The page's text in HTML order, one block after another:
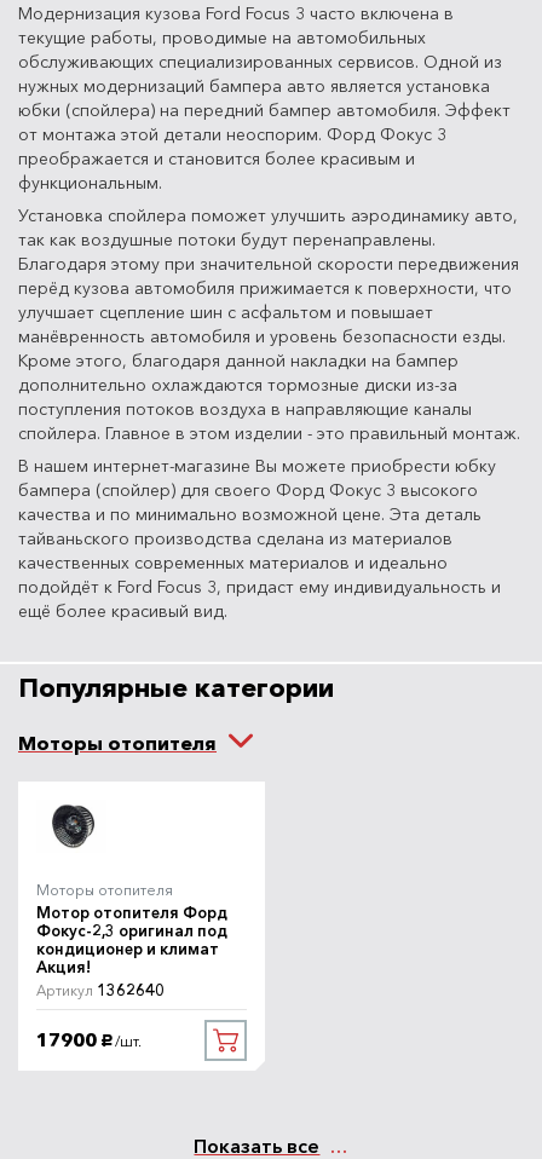
Модернизация кузова Ford Focus 3 часто включена в
текущие работы, проводимые на автомобильных
обслуживающих специализированных сервисов. Одной из
нужных модернизаций бампера авто является установка
юбки (спойлера) на передний бампер автомобиля. Эффект
от монтажа этой детали неоспорим. Форд Фокус 3
преображается и становится более красивым и
функциональным.
Установка спойлера поможет улучшить аэродинамику авто,
так как воздушные потоки будут перенаправлены.
Благодаря этому при значительной скорости передвижения
перёд кузова автомобиля прижимается к поверхности, что
улучшает сцепление шин с асфальтом и повышает
манёвренность автомобиля и уровень безопасности езды.
Кроме этого, благодаря данной накладки на бампер
дополнительно охлаждаются тормозные диски из-за
поступления потоков воздуха в направляющие каналы
спойлера. Главное в этом изделии - это правильный монтаж.
В нашем интернет-магазине Вы можете приобрести юбку
бампера (спойлер) для своего Форд Фокус 3 высокого
качества и по минимально возможной цене. Эта деталь
тайваньского производства сделана из материалов
качественных современных материалов и идеально
подойдёт к Ford Focus 3, придаст ему индивидуальность и
ещё более красивый вид.
Популярные категории
Моторы отопителя
Моторы отопителя
Мотор отопителя Форд
Фокус-2,3 оригинал под
кондиционер и климат
Акция!
Артикул 1362640
17900 руб. /шт.
Показать все